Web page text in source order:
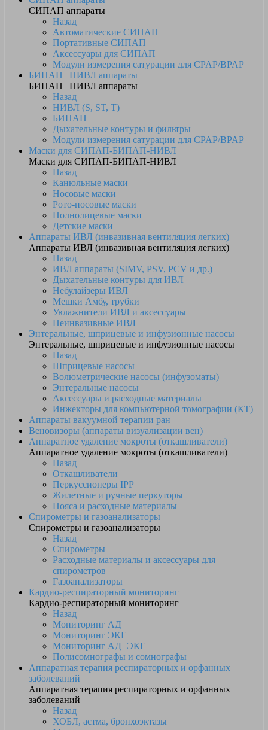
СИПАП аппараты
Назад
Автоматические СИПАП
Портативные СИПАП
Аксессуары для СИПАП
Модули измерения сатурации для CPAP/BPAP
БИПАП | НИВЛ аппараты
БИПАП | НИВЛ аппараты
Назад
НИВЛ (S, ST, T)
БИПАП
Дыхательные контуры и фильтры
Модули измерения сатурации для CPAP/BPAP
Маски для СИПАП-БИПАП-НИВЛ
Маски для СИПАП-БИПАП-НИВЛ
Назад
Канюльные маски
Носовые маски
Рото-носовые маски
Полнолицевые маски
Детские маски
Аппараты ИВЛ (инвазивная вентиляция легких)
Аппараты ИВЛ (инвазивная вентиляция легких)
Назад
ИВЛ аппараты (SIMV, PSV, PCV и др.)
Дыхательные контуры для ИВЛ
Небулайзеры ИВЛ
Мешки Амбу, трубки
Увлажнители ИВЛ и аксессуары
Неинвазивные ИВЛ
Энтеральные, шприцевые и инфузионные насосы
Энтеральные, шприцевые и инфузионные насосы
Назад
Шприцевые насосы
Волюметрические насосы (инфузоматы)
Энтеральные насосы
Аксессуары и расходные материалы
Инжекторы для компьютерной томографии (КТ)
Аппараты вакуумной терапии ран
Веновизоры (аппараты визуализации вен)
Аппаратное удаление мокроты (откашливатели)
Аппаратное удаление мокроты (откашливатели)
Назад
Откашливатели
Перкуссионеры IPP
Жилетные и ручные перкуторы
Пояса и расходные материалы
Спирометры и газоанализаторы
Спирометры и газоанализаторы
Назад
Спирометры
Расходные материалы и аксессуары для
спирометров
Газоанализаторы
Кардио-респираторный мониторинг
Кардио-респираторный мониторинг
Назад
Мониторинг АД
Мониторинг ЭКГ
Мониторинг АД+ЭКГ
Полисомнографы и сомнографы
Аппаратная терапия респираторных и орфанных
заболеваний
Аппаратная терапия респираторных и орфанных
заболеваний
Назад
ХОБЛ, астма, бронхоэктазы